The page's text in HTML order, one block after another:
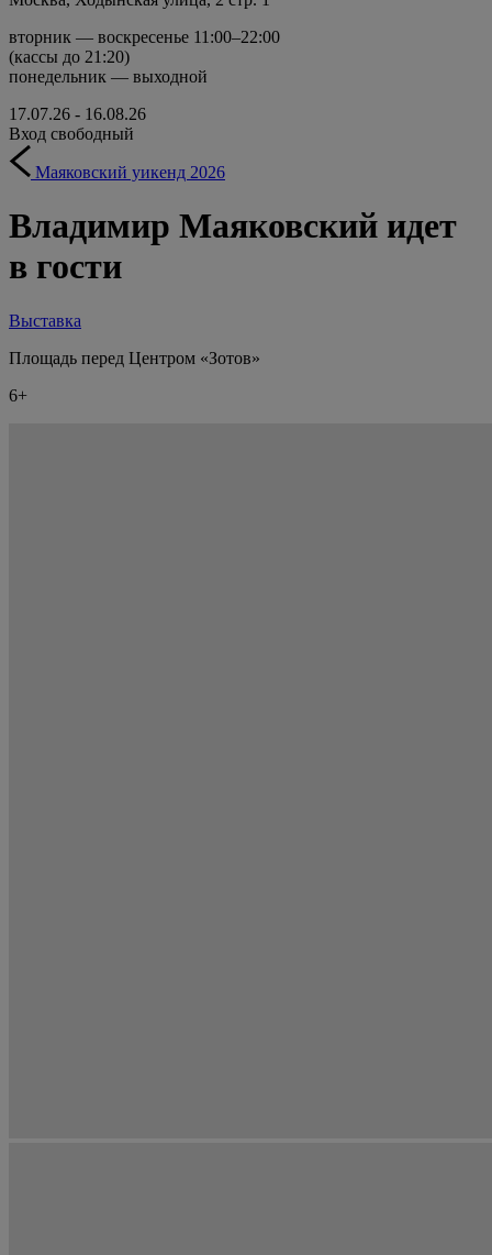
вторник — воскресенье 11:00–22:00
(кассы до 21:20)
понедельник — выходной
17.07.26 - 16.08.26
Вход свободный
Маяковский уикенд 2026
Владимир Маяковский идет
в гости
Выставка
Площадь перед Центром «Зотов»
6+